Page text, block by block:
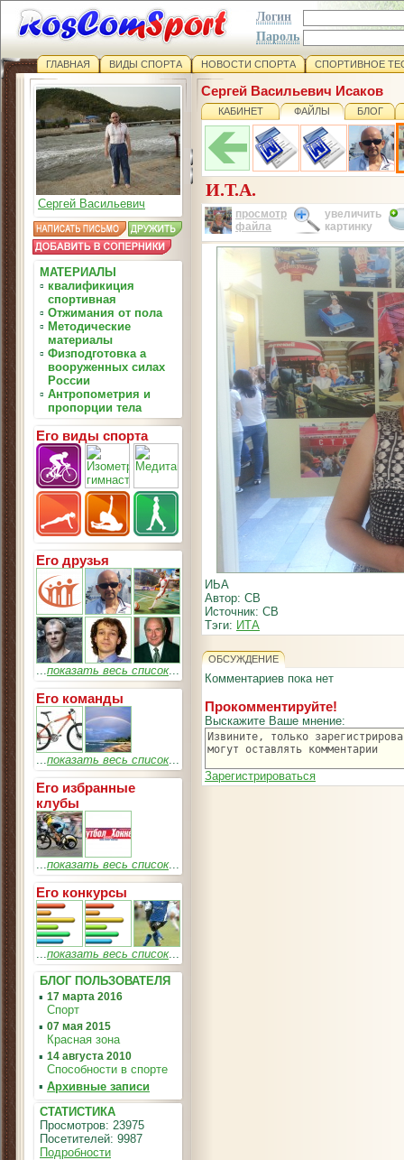
Логин
Пароль
ГЛАВНАЯ ВИДЫ СПОРТА НОВОСТИ СПОРТА СПОРТИВНОЕ
Сергей Васильевич
МАТЕРИАЛЫ
▫ квалификиция
спортивная
▫ Отжимания от пола
▫ Методические
материалы
▫ Физподготовка а
вооруженных силах
России
▫ Антропометрия и
пропорции тела
Его виды спорта
Его друзья
...показать весь список...
Его команды
...показать весь список...
Его избранные
клубы
...показать весь список...
Его конкурсы
...показать весь список...
БЛОГ ПОЛЬЗОВАТЕЛЯ
▪ 17 марта 2016
Спорт
▪ 07 мая 2015
Красная зона
▪ 14 августа 2010
Способности в спорте
▪ Архивные записи
СТАТИСТИКА
Просмотров: 23975
Посетителей: 9987
Подробности
Сергей Васильевич Исаков
КАБИНЕТ ФАЙЛЫ БЛОГ
И.Т.А.
просмотр
файла
увеличить
картинку
ИЬА
Автор: СВ
Источник: СВ
Тэги: ИТА
ОБСУЖДЕНИЕ
Комментариев пока нет
Прокомментируйте!
Выскажите Ваше мнение:
Зарегистрироваться